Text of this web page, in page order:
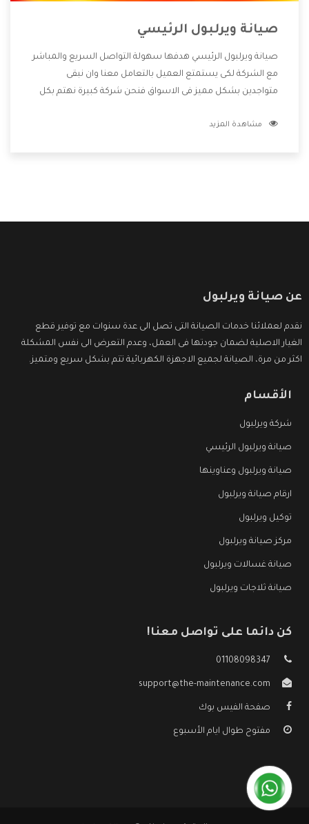
صيانة ويرلبول الرئيسي
صيانة ويرلبول الرئيسي هدفها سهولة التواصل السريع والمباشر
مع الشركة لكى يستمتع العميل بالتعامل معنا وان نبقى
متواجدين بشكل مميز فى الاسواق فنحن شركة كبيرة نهتم بكل
الشركة بها والتى تكون منها خدمة الصيانة التى تكون من أهم
مشاهدة المزيد
عن صيانة ويرلبول
نقدم لعملائنا خدمات الصيانة التى تصل الى عدة سنوات مع توفير قطع
الغيار الاصلية لضمان جودتها فى العمل، وعدم التعرض الى نفس المشكلة
اكثر من مرة، الصيانة لجميع الاجهزة الكهربائية تتم بشكل سريع ومتميز.
الأقسام
شركة ويرلبول
صيانة ويرلبول الرئيسي
صيانة ويرلبول وعناوينها
ارقام صيانة ويرلبول
توكيل ويرلبول
مركز صيانة ويرلبول
صيانة غسالات ويرلبول
صيانة ثلاجات ويرلبول
كن دائما على تواصل معنا!
01108098347
support@the-maintenance.com
صفحة الفيس بوك
مفتوح طوال ايام الأسبوع